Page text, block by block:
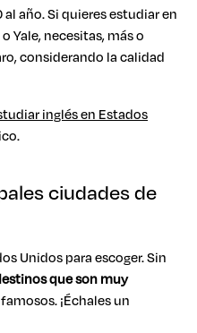
año. Si quieres estudiar en
Yale, necesitas, más o
considerando la calidad
inglés en Estados
ciudades de
Unidos para escoger. Sin
que son muy
¡Échales un